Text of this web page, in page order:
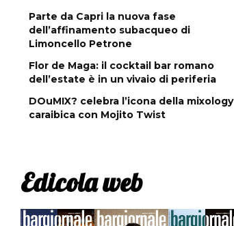
Parte da Capri la nuova fase
dell’affinamento subacqueo di
Limoncello Petrone
Flor de Maga: il cocktail bar romano
dell’estate è in un vivaio di periferia
DOuMIX? celebra l’icona della mixology
caraibica con Mojito Twist
Edicola web